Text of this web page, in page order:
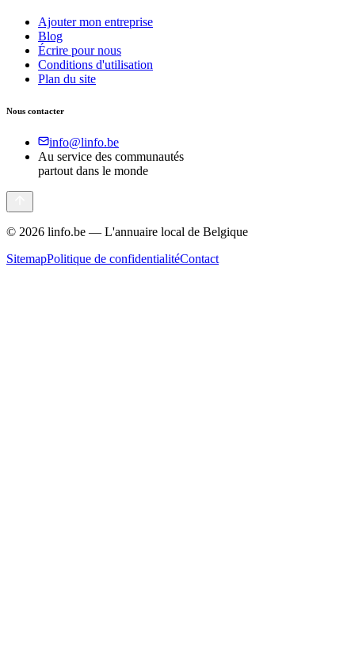
Ajouter mon entreprise
Blog
Écrire pour nous
Conditions d'utilisation
Plan du site
Nous contacter
info@linfo.be
Au service des communautés
partout dans le monde
© 2026 linfo.be — L'annuaire local de Belgique
SitemapPolitique de confidentialitéContact